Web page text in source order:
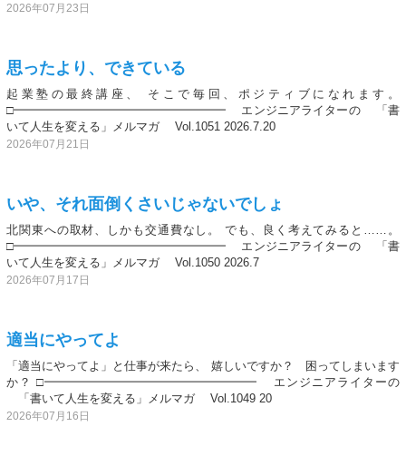
2026年07月23日
思ったより、できている
起業塾の最終講座、 そこで毎回、ポジティブになれます。
□━━━━━━━━━━━━━━━━━━ エンジニアライターの 「書
いて人生を変える」メルマガ Vol.1051 2026.7.20
2026年07月21日
いや、それ面倒くさいじゃないでしょ
北関東への取材、しかも交通費なし。 でも、良く考えてみると……。
□━━━━━━━━━━━━━━━━━━ エンジニアライターの 「書
いて人生を変える」メルマガ Vol.1050 2026.7
2026年07月17日
適当にやってよ
「適当にやってよ」と仕事が来たら、 嬉しいですか？ 困ってしまいます
か？ □━━━━━━━━━━━━━━━━━━ エンジニアライターの
「書いて人生を変える」メルマガ Vol.1049 20
2026年07月16日